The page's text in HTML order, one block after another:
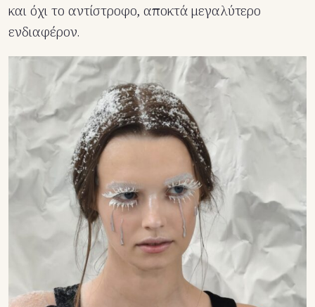
και όχι το αντίστροφο, αποκτά μεγαλύτερο
ενδιαφέρον.